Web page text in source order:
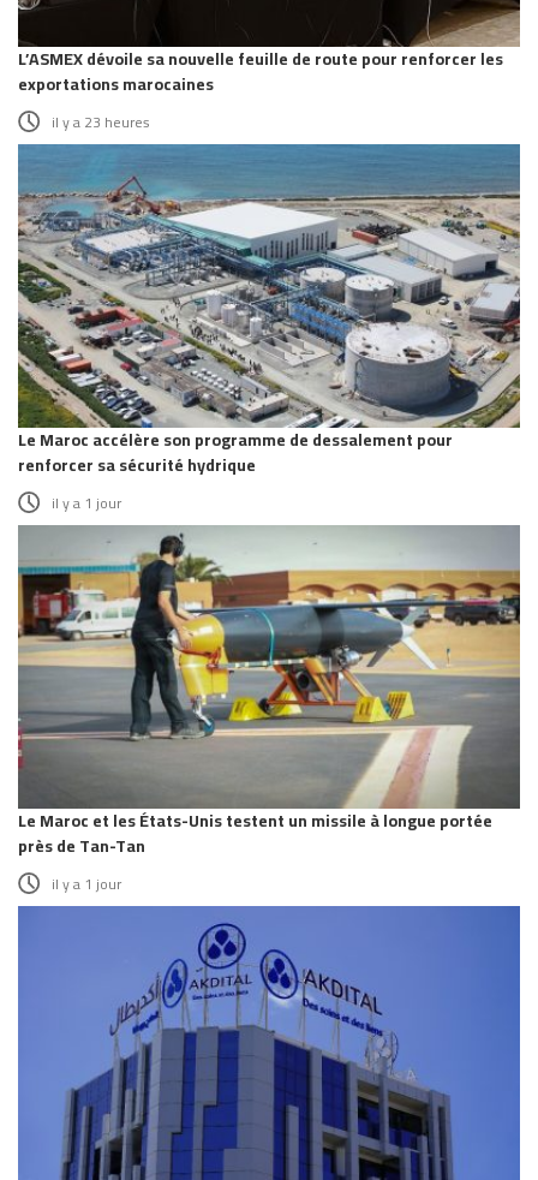
L’ASMEX dévoile sa nouvelle feuille de route pour renforcer les
exportations marocaines
il y a 23 heures
Le Maroc accélère son programme de dessalement pour
renforcer sa sécurité hydrique
il y a 1 jour
Le Maroc et les États-Unis testent un missile à longue portée
près de Tan-Tan
il y a 1 jour